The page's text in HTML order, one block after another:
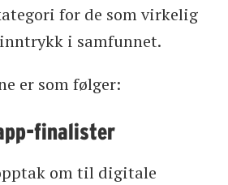
for de som virkelig
i samfunnet.
er som følger:
finalister
om til digitale